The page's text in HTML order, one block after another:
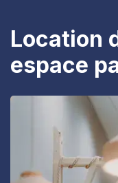
Location
espace